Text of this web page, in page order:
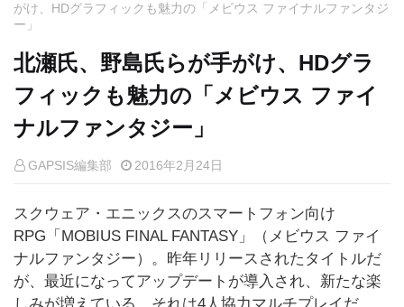
がけ、HDグラフィックも魅力の「メビウス ファイナルファンタジ
ー」
北瀬氏、野島氏らが手がけ、HDグラ
フィックも魅力の「メビウス ファイ
ナルファンタジー」
GAPSIS編集部 2016年2月24日
スクウェア・エニックスのスマートフォン向け
RPG「MOBIUS FINAL FANTASY」（メビウス ファイ
ナルファンタジー）。昨年リリースされたタイトルだ
が、最近になってアップデートが導入され、新たな楽